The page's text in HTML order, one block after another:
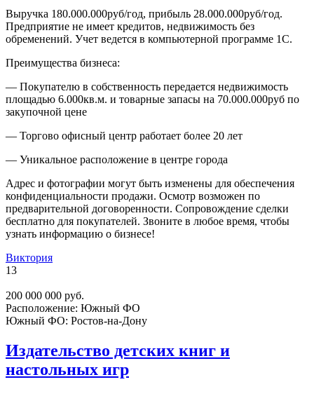
Выручка 180.000.000руб/год, прибыль 28.000.000руб/год.
Предприятие не имеет кредитов, недвижимость без
обременений. Учет ведется в компьютерной программе 1С.
Преимущества бизнеса:
— Покупателю в собственность передается недвижимость
площадью 6.000кв.м. и товарные запасы на 70.000.000руб по
закупочной цене
— Торгово офисный центр работает более 20 лет
— Уникальное расположение в центре города
Адрес и фотографии могут быть изменены для обеспечения
конфиденциальности продажи. Осмотр возможен по
предварительной договоренности. Сопровождение сделки
бесплатно для покупателей. Звоните в любое время, чтобы
узнать информацию о бизнесе!
Виктория
13
200 000 000 руб.
Расположение: Южный ФО
Южный ФО: Ростов-на-Дону
Издательство детских книг и
настольных игр